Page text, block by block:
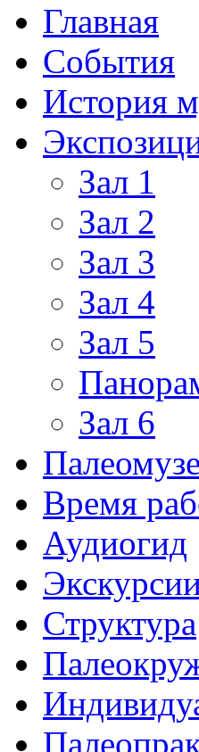
Главная
События
История
Зал 1
Зал 2
Зал 3
Зал 4
Зал 5
Зал 6
Время
Аудиогид
Структура